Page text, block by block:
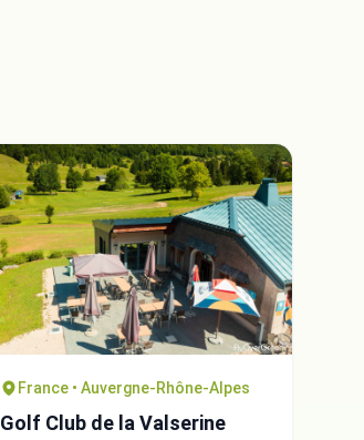
France • Auvergne-Rhône-Alpes
Golf Club de la Valserine